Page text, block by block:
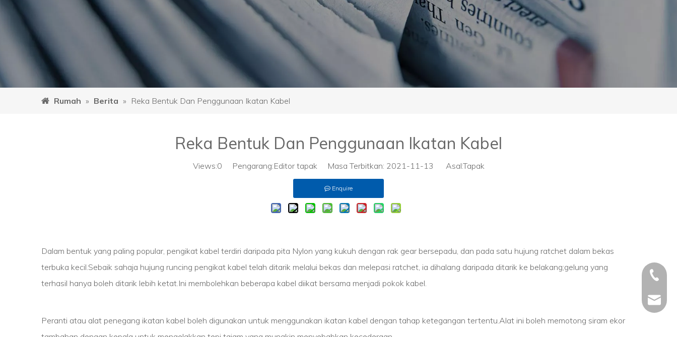
Rumah » Berita » Reka Bentuk Dan Penggunaan Ikatan Kabel
Reka Bentuk Dan Penggunaan Ikatan Kabel
Views:0 Pengarang:Editor tapak Masa Terbitkan: 2021-11-13 Asal:Tapak
Enquire
Dalam bentuk yang paling popular, pengikat kabel terdiri daripada pita Nylon yang kukuh dengan rak gear bersepadu, dan pada satu hujung ratchet dalam bekas
terbuka kecil.Sebaik sahaja hujung runcing pengikat kabel telah ditarik melalui bekas dan melepasi ratchet, ia dihalang daripada ditarik ke belakang;gelung yang
terhasil hanya boleh ditarik lebih ketat.Ini membolehkan beberapa kabel diikat bersama menjadi pokok kabel.
Peranti atau alat penegang ikatan kabel boleh digunakan untuk menggunakan ikatan kabel dengan tahap ketegangan tertentu.Alat ini boleh memotong siram ekor
+86 -
+86 -